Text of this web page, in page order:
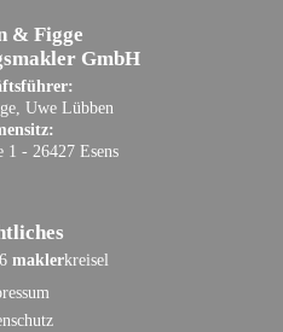
& Figge
GmbH
Uwe Lübben
1 - 26427 Esens
maklerkreisel